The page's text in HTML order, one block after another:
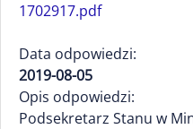
1702917.pdf
Data odpowiedzi:
2019-08-05
Opis odpowiedzi:
Podsekretarz Stanu w